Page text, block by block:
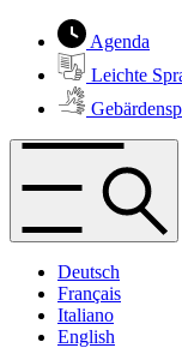
Agenda
Leichte
Deutsch
Français
Italiano
English